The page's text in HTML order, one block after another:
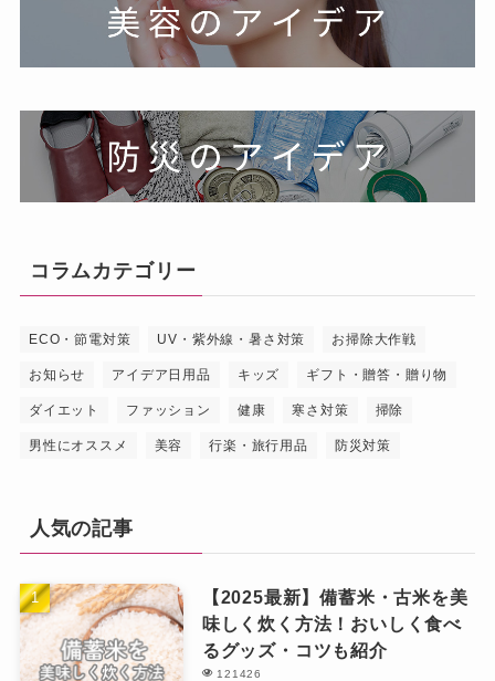
コラムカテゴリー
ECO・節電対策 UV・紫外線・暑さ対策 お掃除大作戦
お知らせ アイデア日用品 キッズ ギフト・贈答・贈り物
ダイエット ファッション 健康 寒さ対策 掃除
男性にオススメ 美容 行楽・旅行用品 防災対策
人気の記事
【2025最新】備蓄米・古米を美
味しく炊く方法！おいしく食べ
るグッズ・コツも紹介
121426